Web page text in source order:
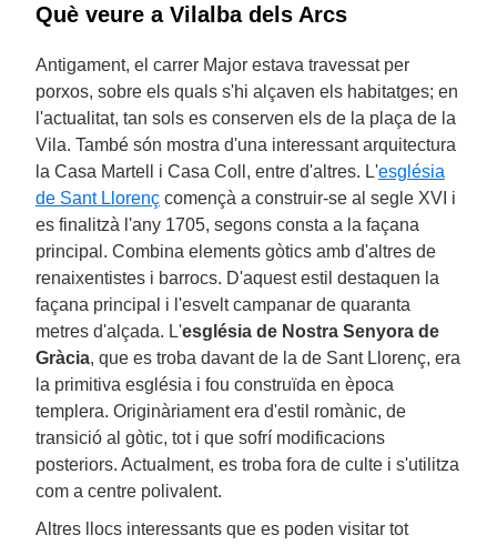
Què veure a Vilalba dels Arcs
Antigament, el carrer Major estava travessat per
porxos, sobre els quals s'hi alçaven els habitatges; en
l'actualitat, tan sols es conserven els de la plaça de la
Vila. També són mostra d'una interessant arquitectura
la Casa Martell i Casa Coll, entre d'altres. L'església
de Sant Llorenç començà a construir-se al segle XVI i
es finalitzà l'any 1705, segons consta a la façana
principal. Combina elements gòtics amb d'altres de
renaixentistes i barrocs. D'aquest estil destaquen la
façana principal i l'esvelt campanar de quaranta
metres d'alçada. L'església de Nostra Senyora de
Gràcia, que es troba davant de la de Sant Llorenç, era
la primitiva església i fou construïda en època
templera. Originàriament era d'estil romànic, de
transició al gòtic, tot i que sofrí modificacions
posteriors. Actualment, es troba fora de culte i s'utilitza
com a centre polivalent.
Altres llocs interessants que es poden visitar tot